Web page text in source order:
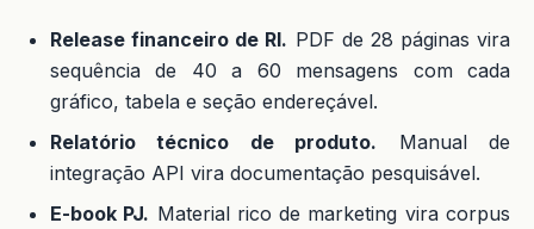
Release financeiro de RI. PDF de 28 páginas vira
sequência de 40 a 60 mensagens com cada
gráfico, tabela e seção endereçável.
Relatório técnico de produto. Manual de
integração API vira documentação pesquisável.
E-book PJ. Material rico de marketing vira corpus